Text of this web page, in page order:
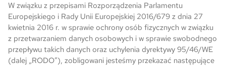
W związku z przepisami Rozporządzenia Parlamentu
Europejskiego i Rady Unii Europejskiej 2016/679 z dnia 27
kwietnia 2016 r. w sprawie ochrony osób fizycznych w związku
z przetwarzaniem danych osobowych i w sprawie swobodnego
przepływu takich danych oraz uchylenia dyrektywy 95/46/WE
(dalej „RODO”), zobligowani jesteśmy przekazać następujące